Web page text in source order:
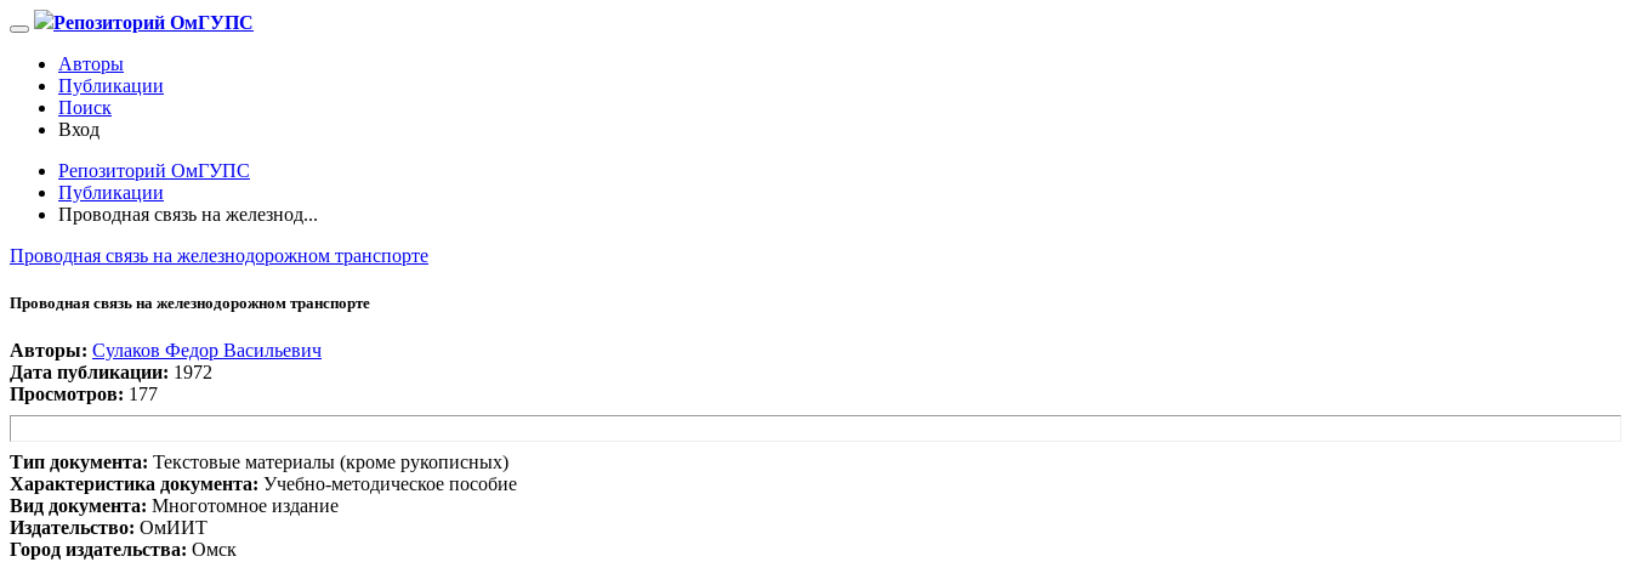
Репозиторий ОмГУПС
Авторы
Публикации
Поиск
Вход
Репозиторий ОмГУПС
Публикации
Проводная связь на железнод...
Проводная связь на железнодорожном транспорте
Проводная связь на железнодорожном транспорте
Авторы: Сулаков Федор Васильевич
Дата публикации: 1972
Просмотров: 177
Тип документа: Текстовые материалы (кроме рукописных)
Характеристика документа: Учебно-методическое пособие
Вид документа: Многотомное издание
Издательство: ОмИИТ
Город издательства: Омск